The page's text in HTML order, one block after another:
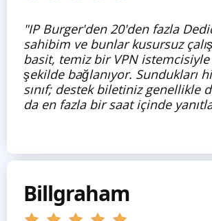
"IP Burger'den 20'den fazla
sahibim ve bunlar kusursuz
basit, temiz bir VPN istemcisiyle
şekilde bağlanıyor. Sundukları
sınıf; destek biletiniz genellikle
da en fazla bir saat içinde
Billgraham